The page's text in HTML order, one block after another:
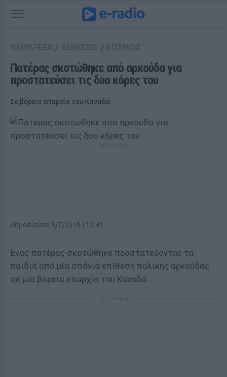
Πατέρας σκοτώθηκε από αρκούδα για
προστατεύσει τις δυο κόρες του
Σε βόρεια επαρχία του Καναδά
Δημοσίευση 5/7/2018 | 13:45
Ένας πατέρας σκοτώθηκε προστατεύοντας τα
παιδιά από μία σπάνια επίθεση πολικής αρκούδας
σε μία βόρεια επαρχία του Καναδά.